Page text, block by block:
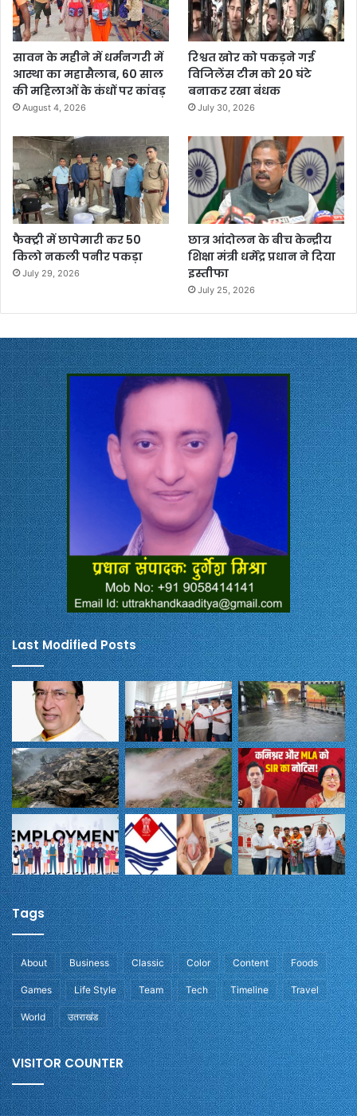
सावन के महीने में धर्मनगरी में
आस्था का महासैलाब, 60 साल
की महिलाओं के कंधों पर कांवड़
August 4, 2026
रिश्वत खोर को पकड़ने गई
विजिलेंस टीम को 20 घंटे
बनाकर रखा बंधक
July 30, 2026
फैक्ट्री में छापेमारी कर 50
किलो नकली पनीर पकड़ा
July 29, 2026
छात्र आंदोलन के बीच केन्द्रीय
शिक्षा मंत्री धर्मेंद्र प्रधान ने दिया
इस्तीफा
July 25, 2026
Last Modified Posts
Tags
About Business Classic Color Content Foods
Games Life Style Team Tech Timeline Travel
World उतराखंड
VISITOR COUNTER